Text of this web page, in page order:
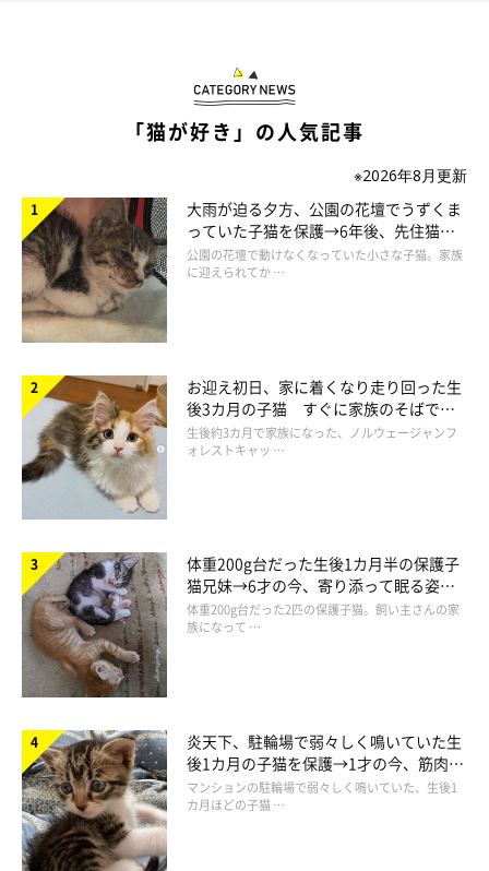
気持ちよさそうに眠る子猫時代の六太くん
@kuroneko69ta
の知人宅のガレージで野良猫が出産したものの、母猫が帰ってこ
なかったのだとか。5匹の子猫が保護され、そのうちの1匹が六太
くんだったといいます。
飼い主さんが引き取ったときは、
「猫が好き」の人気記事
※2026年8月更新
大雨が迫る夕方、公園の花壇でうずくま
っていた子猫を保護→6年後、先住猫
と“姉妹”のような関係に
公園の花壇で動けなくなっていた小さな子猫。家族
に迎えられてか …
お迎え初日、家に着くなり走り回った生
後3カ月の子猫 すぐに家族のそばで落
ち着く姿に「迎えてよかった」
生後約3カ月で家族になった、ノルウェージャンフ
ォレストキャッ …
体重200g台だった生後1カ月半の保護子
猫兄妹→6才の今、寄り添って眠る姿に
ほっこり！
体重200g台だった2匹の保護子猫。飼い主さんの家
族になって …
炎天下、駐輪場で弱々しく鳴いていた生
後1カ月の子猫を保護→1才の今、筋肉質
でツンデレなコに成長
マンションの駐輪場で弱々しく鳴いていた、生後1
カ月ほどの子猫 …